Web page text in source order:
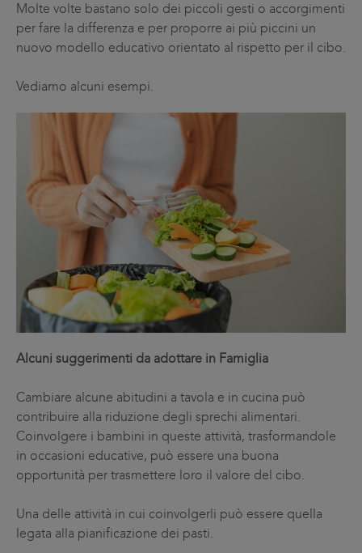
Molte volte bastano solo dei piccoli gesti o accorgimenti
per fare la differenza e per proporre ai più piccini un
nuovo modello educativo orientato al rispetto per il cibo.
Vediamo alcuni esempi.
Alcuni suggerimenti da adottare in Famiglia
Cambiare alcune abitudini a tavola e in cucina può
contribuire alla riduzione degli sprechi alimentari.
Coinvolgere i bambini in queste attività, trasformandole
in occasioni educative, può essere una buona
opportunità per trasmettere loro il valore del cibo.
Una delle attività in cui coinvolgerli può essere quella
legata alla pianificazione dei pasti.